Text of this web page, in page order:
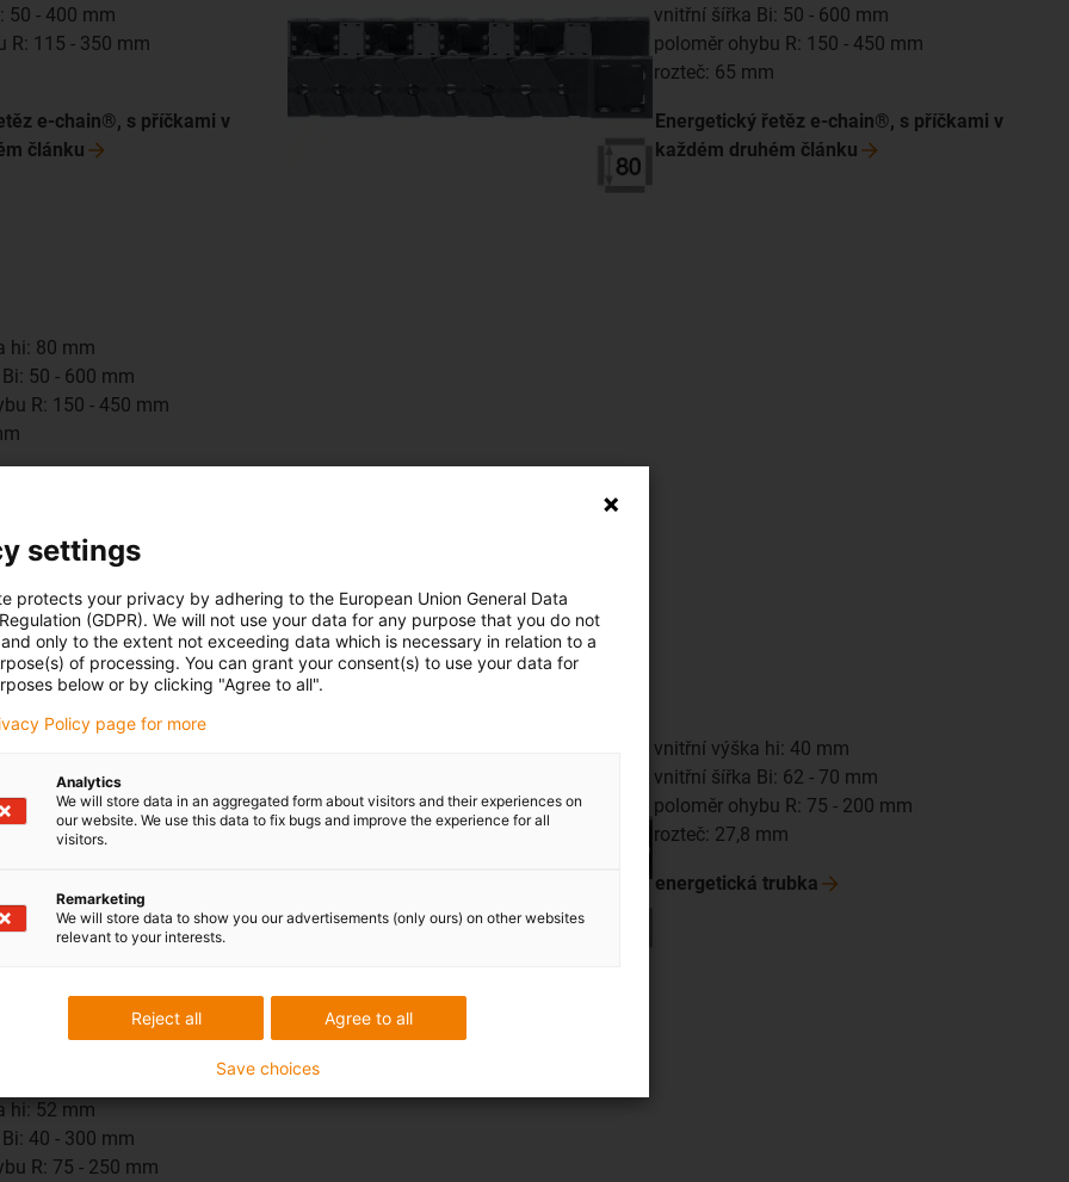
50 - 400 mm
R: 115 - 350 mm
e-chain®, s příčkami v
článku
vnitřní šířka Bi: 50 - 600 mm
poloměr ohybu R: 150 - 450 mm
rozteč: 65 mm
Energetický řetěz e-chain®, s příčkami v
každém druhém článku
hi: 80 mm
50 - 600 mm
R: 150 - 450 mm
28 mm
30 - 120 mm
R: 55 - 150 mm
R6.40
vnitřní výška hi: 40 mm
vnitřní šířka Bi: 62 - 70 mm
poloměr ohybu R: 75 - 200 mm
rozteč: 27,8 mm
energetická trubka
hi: 52 mm
40 - 300 mm
R: 75 - 250 mm
settings
protects your privacy by adhering to the European Union General Data
(GDPR). We will not use your data for any purpose that you do not
only to the extent not exceeding data which is necessary in relation to a
of processing. You can grant your consent(s) to use your data for
below or by clicking "Agree to all".
Policy page for more
Analytics
We will store data in an aggregated form about visitors and their experiences on
our website. We use this data to fix bugs and improve the experience for all
visitors.
Remarketing
We will store data to show you our advertisements (only ours) on other websites
relevant to your interests.
Agree to all
Reject all
Save choices